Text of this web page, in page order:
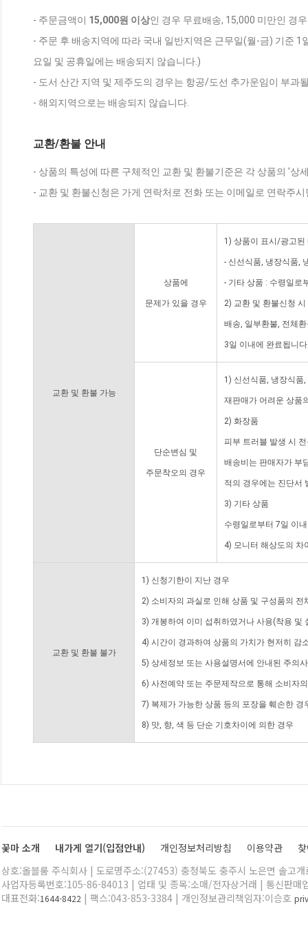
- 주문금액이 15,000원 이상인 경우 무료배송, 15,000 미만인 경
- 주문 후 배송지역에 따라 국내 일반지역은 근무일(월-금) 기준
요일 및 공휴일에는 배송되지 않습니다.)
- 도서 산간 지역 및 제주도의 경우는 항공/도선 추가운임이 부과
- 해외지역으로는 배송되지 않습니다.
교환/환불 안내
- 상품의 특성에 따른 구체적인 교환 및 환불기준은 각 상품의 '상
- 교환 및 환불신청은 가게 연락처로 전화 또는 이메일로 연락주
교환 및 환불 가능
상품에
문제가 있을 경우
1) 상품이 표시/광고된
- 신선식품, 냉장식품,
- 기타 상품 : 수령일로
2) 교환 및 환불신청
배송, 일부환불, 전체
3일 이내에 완료됩니
단순변심 및
주문착오의 경우
1) 신선식품, 냉장식품
재판매가 어려운 상품
2) 화장품
피부 트러블 발생 시
배송비는 판매자가 부
적의 경우에는 진단서
3) 기타 상품
수령일로부터 7일 이
4) 모니터 해상도의 차
교환 및 환불 불가
1) 신청기한이 지난 경우
2) 소비자의 과실로 인해 상품 및 구성품의
3) 개봉하여 이미 섭취하였거나 사용(착용 및
4) 시간이 경과하여 상품의 가치가 현저히 감
5) 상세정보 또는 사용설명서에 안내된 주의
6) 사전예약 또는 주문제작으로 통해 소비자
7) 복제가 가능한 상품 등의 포장을 훼손한 경
8) 맛, 향, 색 등 단순 기호차이에 의한 경우
꽃마 소개 내가게 열기(입점안내) 개인정보처리방침 이용약관
상호:올블룸 주식회사 | 도로명주소:(27453) 충청북도 충주시 노은면 솔고
사업자등록번호:105-86-84013 | 업태 및 종목:소매/전자상거래 | 통신판매
대표전화:1644-8422 | 팩스:043-853-3384 | 개인정보관리책임자:이승호